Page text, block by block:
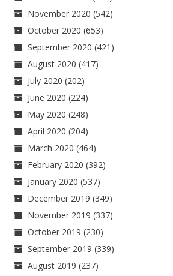
November 2020 (542)
October 2020 (653)
September 2020 (421)
August 2020 (417)
July 2020 (202)
June 2020 (224)
May 2020 (248)
April 2020 (204)
March 2020 (464)
February 2020 (392)
January 2020 (537)
December 2019 (349)
November 2019 (337)
October 2019 (230)
September 2019 (339)
August 2019 (237)